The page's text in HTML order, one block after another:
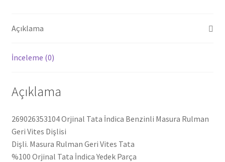
Açıklama
İnceleme (0)
Açıklama
269026353104 Orjinal Tata İndica Benzinli Masura Rulman
Geri Vites Dişlisi
Dişli. Masura Rulman Geri Vites Tata
%100 Orjinal Tata İndica Yedek Parça